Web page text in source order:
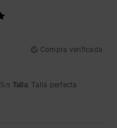
Compra verificada
/5 Talla: Talla perfecta